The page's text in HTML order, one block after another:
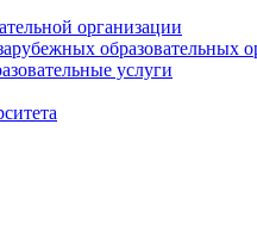
организации
образовательных
услуги